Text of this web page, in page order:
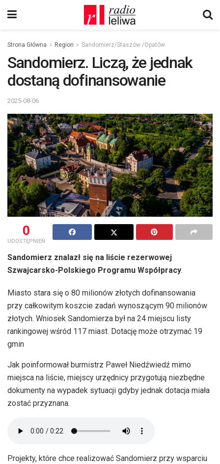
Strona Główna Region Sandomierz/Staszów /Opatów
Sandomierz. Liczą, że jednak
dostaną dofinansowanie
2025-08-06
0
UDOSTĘPNIEŃ
Sandomierz znalazł się na liście rezerwowej
Szwajcarsko-Polskiego Programu Współpracy.
Miasto stara się o 80 milionów złotych dofinansowania
przy całkowitym koszcie zadań wynoszącym 90 milionów
złotych. Wniosek Sandomierza był na 24 miejscu listy
rankingowej wśród 117 miast. Dotację może otrzymać 19
gmin
Jak poinformował burmistrz Paweł Niedźwiedź mimo
miejsca na liście, miejscy urzędnicy przygotują niezbędne
dokumenty na wypadek sytuacji gdyby jednak dotacja miała
zostać przyznana.
Projekty, które chce realizować Sandomierz przy wsparciu